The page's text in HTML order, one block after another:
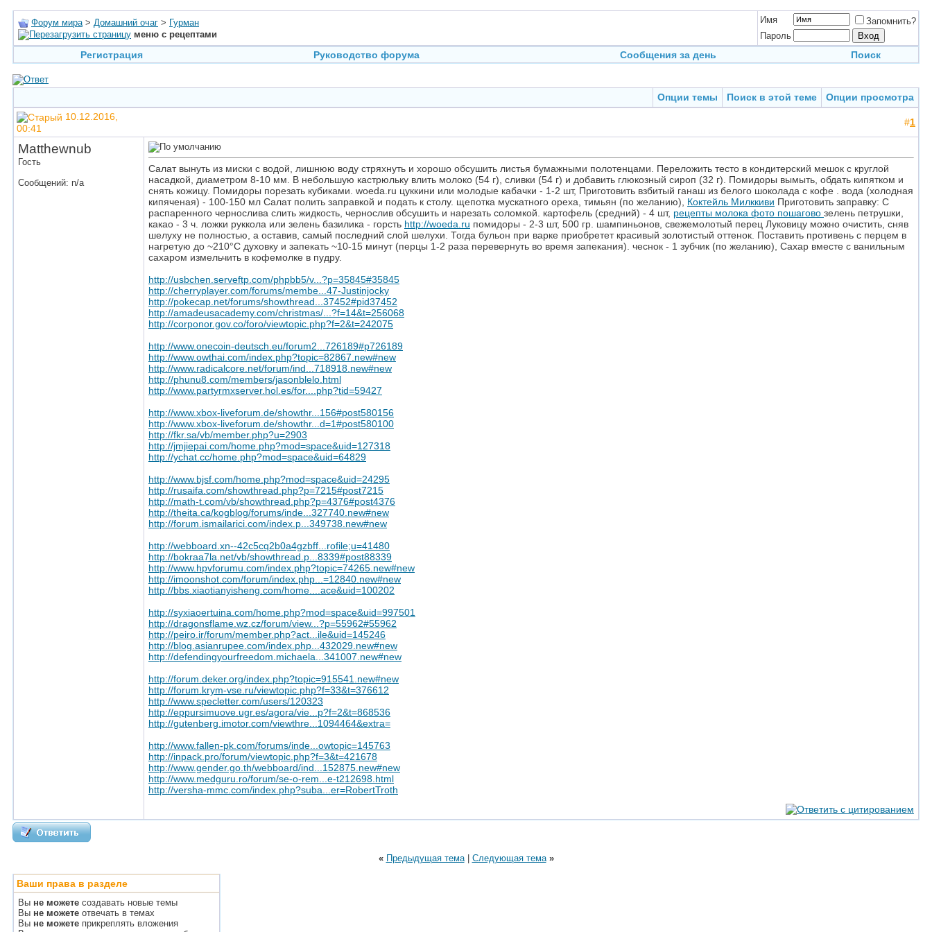
Форум мира > Домашний очаг > Гурман
меню с рецептами
Имя
Запомнить?
Пароль
Регистрация Руководство форума Сообщения за день Поиск
Опции темы Поиск в этой теме
Опции просмотра
10.12.2016,
00:41
#1
Matthewnub
Гость
Сообщений: n/a
Салат вынуть из миски с водой, лишнюю воду стряхнуть и хорошо обсушить листья бумажными полотенцами. Переложить тесто в кондитерский мешок с круглой
насадкой, диаметром 8-10 мм. В небольшую кастрюльку влить молоко (54 г), сливки (54 г) и добавить глюкозный сироп (32 г). Помидоры вымыть, обдать кипятком и
снять кожицу. Помидоры порезать кубиками. woeda.ru цуккини или молодые кабачки - 1-2 шт, Приготовить взбитый ганаш из белого шоколада с кофе . вода (холодная
кипяченая) - 100-150 мл Салат полить заправкой и подать к столу. щепотка мускатного ореха, тимьян (по желанию), Коктейль Милккиви Приготовить заправку: С
распаренного чернослива слить жидкость, чернослив обсушить и нарезать соломкой. картофель (средний) - 4 шт, рецепты молока фото пошагово зелень петрушки,
какао - 3 ч. ложки руккола или зелень базилика - горсть http://woeda.ru помидоры - 2-3 шт, 500 гр. шампиньонов, свежемолотый перец Луковицу можно очистить, сняв
шелуху не полностью, а оставив, самый последний слой шелухи. Тогда бульон при варке приобретет красивый золотистый оттенок. Поставить противень с перцем в
нагретую до ~210°C духовку и запекать ~10-15 минут (перцы 1-2 раза перевернуть во время запекания). чеснок - 1 зубчик (по желанию), Сахар вместе с ванильным
сахаром измельчить в кофемолке в пудру.
http://usbchen.serveftp.com/phpbb5/v...?p=35845#35845
http://cherryplayer.com/forums/membe...47-Justinjocky
http://pokecap.net/forums/showthread...37452#pid37452
http://amadeusacademy.com/christmas/...?f=14&t=256068
http://corponor.gov.co/foro/viewtopic.php?f=2&t=242075
http://www.onecoin-deutsch.eu/forum2...726189#p726189
http://www.owthai.com/index.php?topic=82867.new#new
http://www.radicalcore.net/forum/ind...718918.new#new
http://phunu8.com/members/jasonblelo.html
http://www.partyrmxserver.hol.es/for....php?tid=59427
http://www.xbox-liveforum.de/showthr...156#post580156
http://www.xbox-liveforum.de/showthr...d=1#post580100
http://fkr.sa/vb/member.php?u=2903
http://jmjiepai.com/home.php?mod=space&uid=127318
http://ychat.cc/home.php?mod=space&uid=64829
http://www.bjsf.com/home.php?mod=space&uid=24295
http://rusaifa.com/showthread.php?p=7215#post7215
http://math-t.com/vb/showthread.php?p=4376#post4376
http://theita.ca/kogblog/forums/inde...327740.new#new
http://forum.ismailarici.com/index.p...349738.new#new
http://webboard.xn--42c5cq2b0a4gzbff...rofile;u=41480
http://bokraa7la.net/vb/showthread.p...8339#post88339
http://www.hpvforumu.com/index.php?topic=74265.new#new
http://imoonshot.com/forum/index.php...=12840.new#new
http://bbs.xiaotianyisheng.com/home....ace&uid=100202
http://syxiaoertuina.com/home.php?mod=space&uid=997501
http://dragonsflame.wz.cz/forum/view...?p=55962#55962
http://peiro.ir/forum/member.php?act...ile&uid=145246
http://blog.asianrupee.com/index.php...432029.new#new
http://defendingyourfreedom.michaela...341007.new#new
http://forum.deker.org/index.php?topic=915541.new#new
http://forum.krym-vse.ru/viewtopic.php?f=33&t=376612
http://www.specletter.com/users/120323
http://eppursimuove.ugr.es/agora/vie...p?f=2&t=868536
http://gutenberg.imotor.com/viewthre...1094464&extra=
http://www.fallen-pk.com/forums/inde...owtopic=145763
http://inpack.pro/forum/viewtopic.php?f=3&t=421678
http://www.gender.go.th/webboard/ind...152875.new#new
http://www.medguru.ro/forum/se-o-rem...e-t212698.html
http://versha-mmc.com/index.php?suba...er=RobertTroth
« Предыдущая тема| Следующая тема »
Ваши права в разделе
Вы не можете создавать новые темы
Вы не можете отвечать в темах
Вы не можете прикреплять вложения